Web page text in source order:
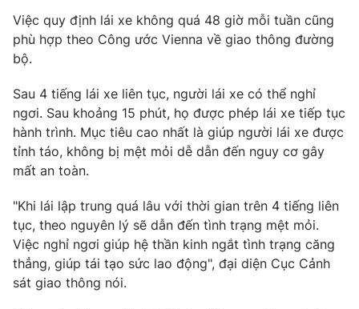
Photo Infographic
VTV Money VTV Thể thao
VTV Sức khoẻ
Thị trường 24h Tấm lòng Việt
VTV4 Vươn mình bằng AI
Việc quy định lái xe không quá 48 giờ mỗi tuần cũng
phù hợp theo Công ước Vienna về giao thông đường
bộ.
Sau 4 tiếng lái xe liên tục, người lái xe có thể nghỉ
ngơi. Sau khoảng 15 phút, họ được phép lái xe tiếp tục
hành trình. Mục tiêu cao nhất là giúp người lái xe được
tỉnh táo, không bị mệt mỏi dễ dẫn đến nguy cơ gây
mất an toàn.
"Khi lái lập trung quá lâu với thời gian trên 4 tiếng liên
tục, theo nguyên lý sẽ dẫn đến tình trạng mệt mỏi.
Việc nghỉ ngơi giúp hệ thần kinh ngắt tình trạng căng
thẳng, giúp tái tạo sức lao động", đại diện Cục Cảnh
sát giao thông nói.